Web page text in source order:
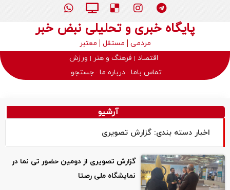
پایگاه خبری و تحلیلی نبض خبر
مردمی مستقل
معتبر
اقتصاد
فرهنگ و هنر
ورزش
تماس باما درباره ما جستجو
آرشیو
اخبار دسته بندی: گزارش تصویری
گزارش تصویری از دومین حضور تی نما در
نمایشگاه ملی رصتا